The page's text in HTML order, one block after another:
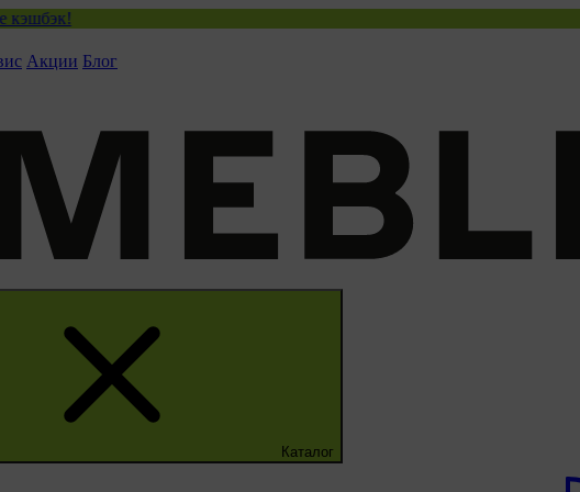
Акции Блог
Каталог